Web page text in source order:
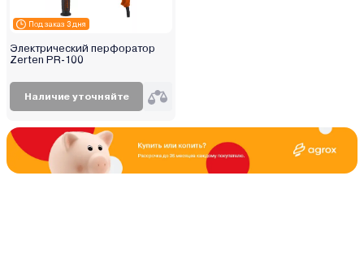
Под заказ 3 дня
Электрический перфоратор
Zerten PR-100
Наличие уточняйте